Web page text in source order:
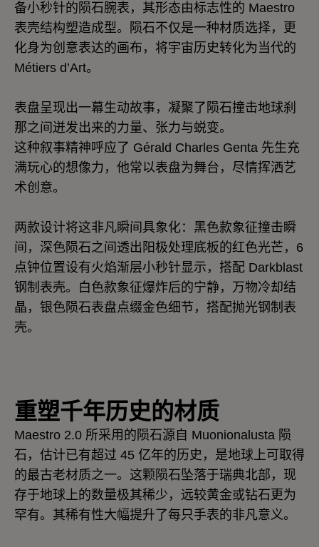
备小秒针的陨石腕表，其形态由标志性的 Maestro
表壳结构塑造成型。陨石不仅是一种材质选择，更
化身为创意表达的画布，将宇宙历史转化为当代的
Métiers d’Art。
表盘呈现出一幕生动故事，凝聚了陨石撞击地球刹
那之间迸发出来的力量、张力与蜕变。
这种叙事精神呼应了 Gérald Charles Genta 先生充
满玩心的想像力，他常以表盘为舞台，尽情挥洒艺
术创意。
两款设计将这非凡瞬间具象化：黑色款象征撞击瞬
间，深色陨石之间透出阳极处理底板的红色光芒，6
点钟位置设有火焰渐层小秒针显示，搭配 Darkblast
钢制表壳。白色款象征爆炸后的宁静，万物冷却结
晶，银色陨石表盘点缀金色细节，搭配抛光钢制表
壳。
重塑千年历史的材质
Maestro 2.0 所采用的陨石源自 Muonionalusta 陨
石，估计已有超过 45 亿年的历史，是地球上可取得
的最古老材质之一。这颗陨石坠落于瑞典北部，现
存于地球上的数量极其稀少，远较黄金或钻石更为
罕有。其稀有性大幅提升了每只手表的非凡意义。